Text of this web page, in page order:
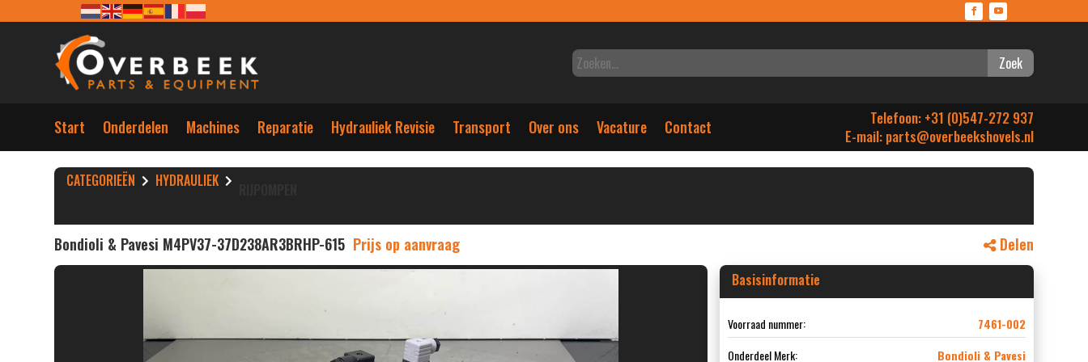
Zoek
Start Onderdelen Machines Reparatie Hydrauliek Revisie Transport Over ons Vacature Contact
Telefoon: +31 (0)547-272 937
E-mail: parts@overbeekshovels.nl
CATEGORIEËN HYDRAULIEK
Bondioli & Pavesi M4PV37-37D238AR3BRHP-615 Prijs op aanvraag Delen
Basisinformatie
Voorraad nummer:
7461-002
Onderdeel Merk:
Bondioli & Pavesi